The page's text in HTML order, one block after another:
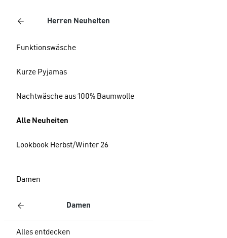
Herren Neuheiten
Funktionswäsche
Kurze Pyjamas
Nachtwäsche aus 100% Baumwolle
Alle Neuheiten
Lookbook Herbst/Winter 26
Damen
Damen
Alles entdecken